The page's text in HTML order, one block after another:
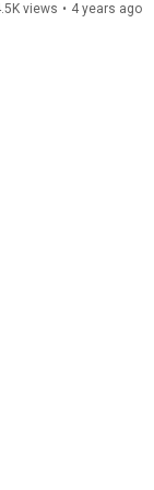
Seine !
views • 4 years ago